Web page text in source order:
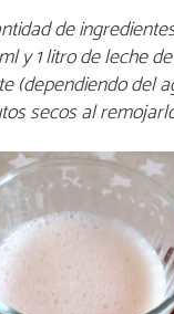
de
y 1 litro de leche
(dependiendo del
secos al